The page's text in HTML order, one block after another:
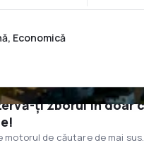
ți zborul în doar
motorul de căutare de mai